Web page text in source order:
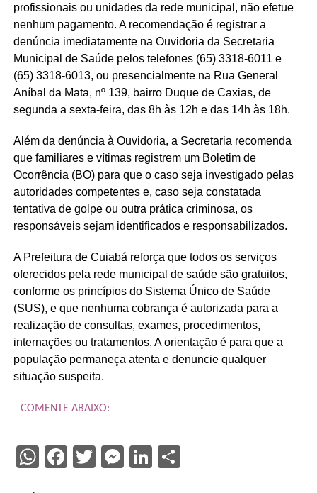
profissionais ou unidades da rede municipal, não efetue
nenhum pagamento. A recomendação é registrar a
denúncia imediatamente na Ouvidoria da Secretaria
Municipal de Saúde pelos telefones (65) 3318-6011 e
(65) 3318-6013, ou presencialmente na Rua General
Aníbal da Mata, nº 139, bairro Duque de Caxias, de
segunda a sexta-feira, das 8h às 12h e das 14h às 18h.
Além da denúncia à Ouvidoria, a Secretaria recomenda
que familiares e vítimas registrem um Boletim de
Ocorrência (BO) para que o caso seja investigado pelas
autoridades competentes e, caso seja constatada
tentativa de golpe ou outra prática criminosa, os
responsáveis sejam identificados e responsabilizados.
A Prefeitura de Cuiabá reforça que todos os serviços
oferecidos pela rede municipal de saúde são gratuitos,
conforme os princípios do Sistema Único de Saúde
(SUS), e que nenhuma cobrança é autorizada para a
realização de consultas, exames, procedimentos,
internações ou tratamentos. A orientação é para que a
população permaneça atenta e denuncie qualquer
situação suspeita.
COMENTE ABAIXO:
WhatsApp
Facebook
Twitter
Messenger
LinkedIn
Share